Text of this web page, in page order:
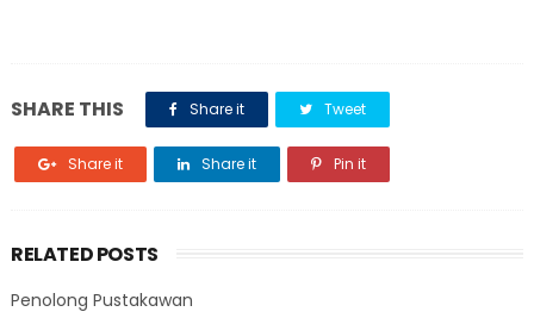
SHARE THIS Share it Tweet
Share it Share it Pin it
RELATED POSTS
Penolong Pustakawan